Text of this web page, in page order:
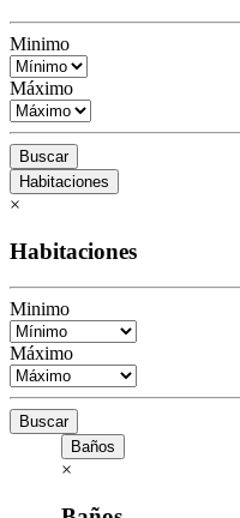
Minimo
Máximo
Buscar
Habitaciones
×
Habitaciones
Minimo
Máximo
Buscar
Baños
×